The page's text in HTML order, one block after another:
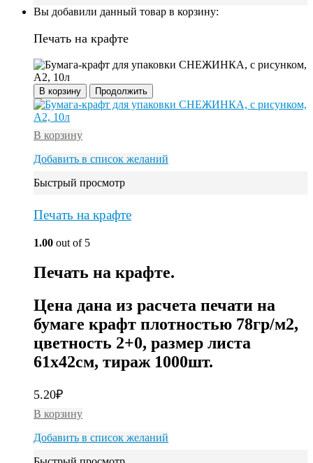
Вы добавили данный товар в корзину:
Печать на крафте
В корзину Продолжить
В корзину
Добавить в список желаний
Быстрый просмотр
Печать на крафте
1.00 out of 5
Печать на крафте.
Цена дана из расчета печати на
бумаге крафт плотностью 78гр/м2,
цветность 2+0, размер листа
61х42см, тираж 1000шт.
5.20₽
В корзину
Добавить в список желаний